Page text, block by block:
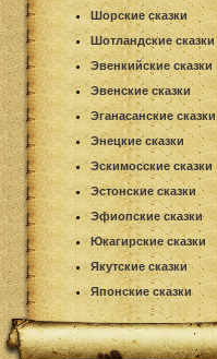
Шорские сказки
Шотландские сказки
Эвенкийские сказки
Эвенские сказки
Эганасанские сказки
Энецкие сказки
Эскимосские сказки
Эстонские сказки
Эфиопские сказки
Юкагирские сказки
Якутские сказки
Японские сказки